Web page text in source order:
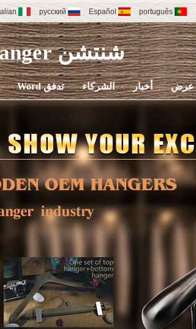
русский Español português
شنتشن Yuntong Hanger
تدفق Word الشركاء أخبار عرض